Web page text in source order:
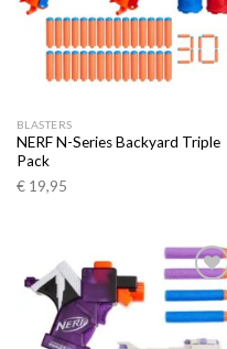
BLASTERS
NERF N-Series Backyard Triple
Pack
€19,95
Toevoegen
aan
verlanglijst